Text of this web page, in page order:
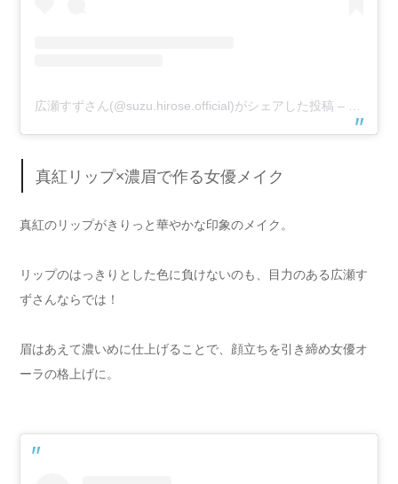
広瀬すずさん(@suzu.hirose.official)がシェアした投稿 –
真紅リップ×濃眉で作る女優メイク
真紅のリップがきりっと華やかな印象のメイク。
リップのはっきりとした色に負けないのも、目力のある広瀬す
ずさんならでは！
眉はあえて濃いめに仕上げることで、顔立ちを引き締め女優オ
ーラの格上げに。